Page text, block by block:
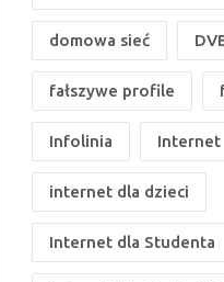
domowa sieć
fałszywe profile
Infolinia Internet
internet dla dzieci
Internet dla Studenta